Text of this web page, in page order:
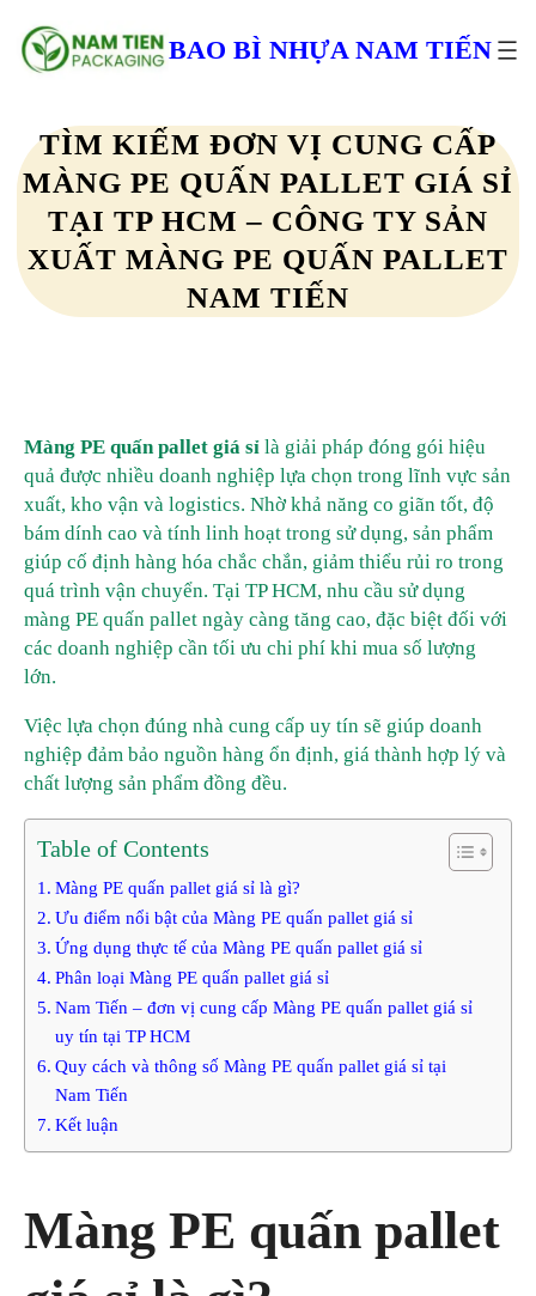
đến
phần
BAO BÌ NHỰA NAM TIẾN
TÌM KIẾM ĐƠN VỊ CUNG CẤP
MÀNG PE QUẤN PALLET GIÁ SỈ
TẠI TP HCM – CÔNG TY SẢN
XUẤT MÀNG PE QUẤN PALLET
NAM TIẾN
Màng PE quấn pallet giá sỉ là giải pháp đóng gói hiệu
quả được nhiều doanh nghiệp lựa chọn trong lĩnh vực sản
xuất, kho vận và logistics. Nhờ khả năng co giãn tốt, độ
bám dính cao và tính linh hoạt trong sử dụng, sản phẩm
giúp cố định hàng hóa chắc chắn, giảm thiểu rủi ro trong
quá trình vận chuyển. Tại TP HCM, nhu cầu sử dụng
màng PE quấn pallet ngày càng tăng cao, đặc biệt đối với
các doanh nghiệp cần tối ưu chi phí khi mua số lượng
lớn.
Việc lựa chọn đúng nhà cung cấp uy tín sẽ giúp doanh
nghiệp đảm bảo nguồn hàng ổn định, giá thành hợp lý và
chất lượng sản phẩm đồng đều.
Table of Contents
Màng PE quấn pallet giá sỉ là gì?
Ưu điểm nổi bật của Màng PE quấn pallet giá sỉ
Ứng dụng thực tế của Màng PE quấn pallet giá sỉ
Phân loại Màng PE quấn pallet giá sỉ
Nam Tiến – đơn vị cung cấp Màng PE quấn pallet giá sỉ
uy tín tại TP HCM
Quy cách và thông số Màng PE quấn pallet giá sỉ tại
Nam Tiến
Kết luận
Màng PE quấn pallet